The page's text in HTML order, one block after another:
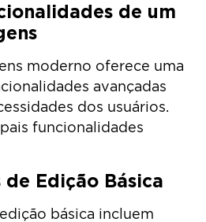
de um
moderno oferece uma
avançadas
dos usuários.
funcionalidades
de Edição Básica
básica incluem